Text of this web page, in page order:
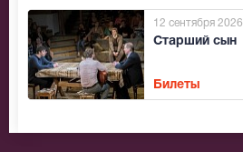
Старший сын
12 сентября 2026
Билеты